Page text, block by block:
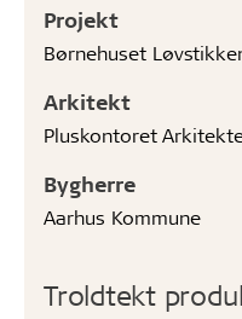
Projekt
Børnehuset
Arkitekt
Pluskontoret
Bygherre
Aarhus Kommune
Troldtekt